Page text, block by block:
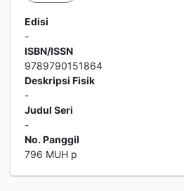
Edisi
-
ISBN/ISSN
9789790151864
Deskripsi Fisik
-
Judul Seri
-
No. Panggil
796 MUH p